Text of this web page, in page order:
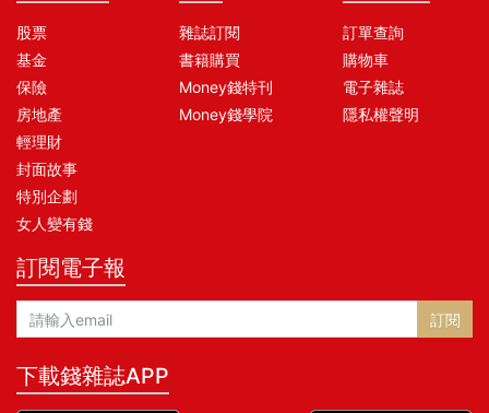
股票
基金
保險
房地產
輕理財
封面故事
特別企劃
女人變有錢
雜誌訂閱
書籍購買
Money錢特刊
Money錢學院
訂單查詢
購物車
電子雜誌
隱私權聲明
訂閱電子報
訂閱
下載錢雜誌APP